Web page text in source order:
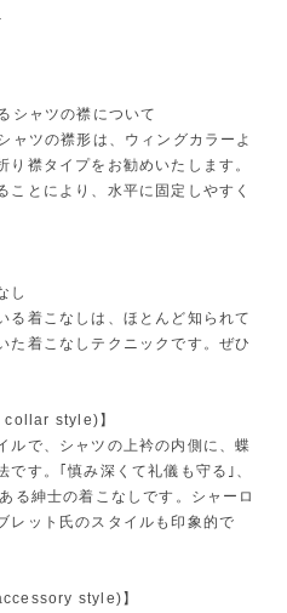
シャツの襟について
ャツの襟形は、ウィングカラーよ
り襟タイプをお勧めいたします。
ことにより、水平に固定しやすく
し
る着こなしは、ほとんど知られて
た着こなしテクニックです。ぜひ
collar style)】
ルで、シャツの上衿の内側に、蝶
す。｢慎み深くて礼儀も守る｣、
る紳士の着こなしです。シャーロ
レット氏のスタイルも印象的で
style)】